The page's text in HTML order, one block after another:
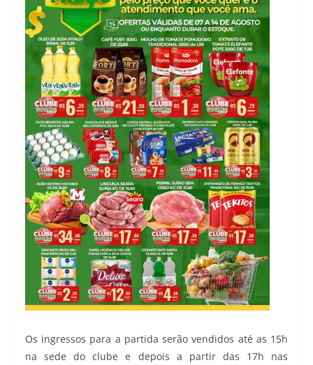
Os ingressos para a partida serão vendidos até as 15h
na sede do clube e depois a partir das 17h nas